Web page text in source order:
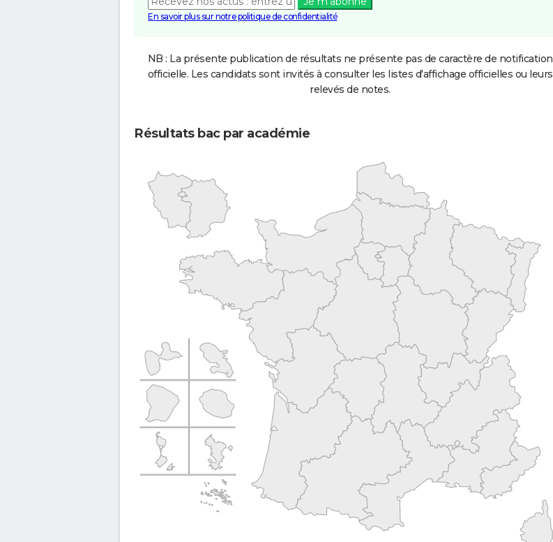
En savoir plus sur notre politique de confidentialité
NB : La présente publication de résultats ne présente pas de caractère de notification
officielle. Les candidats sont invités à consulter les listes d'affichage officielles ou leurs
relevés de notes.
Résultats bac par académie